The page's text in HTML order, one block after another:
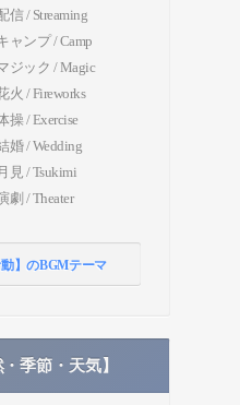
信 / Streaming
ャンプ / Camp
ジック / Magic
火 / Fireworks
操 / Exercise
婚 / Wedding
見 / Tsukimi
劇 / Theater
動】のBGMテーマ
季節・天気】